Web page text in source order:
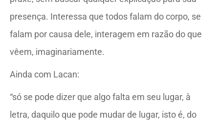
presença. Interessa que todos falam do corpo, se
falam por causa dele, interagem em razão do que
vêem, imaginariamente.
Ainda com Lacan:
“só se pode dizer que algo falta em seu lugar, à
letra, daquilo que pode mudar de lugar, isto é, do